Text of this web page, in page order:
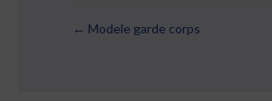
Posts
← Modele garde corps